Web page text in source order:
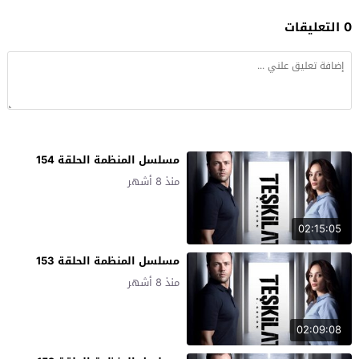
0 التعليقات
02:15:05
مسلسل المنظمة الحلقة 154
منذ 8 أشهر
02:09:08
مسلسل المنظمة الحلقة 153
منذ 8 أشهر